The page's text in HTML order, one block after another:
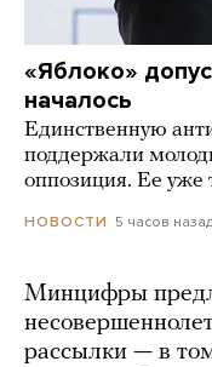
«Яблоко»
началось
Единственную
поддержали
оппозиция. Ее уже
НОВОСТИ 5 часов назад
Минцифры
рассылки — в